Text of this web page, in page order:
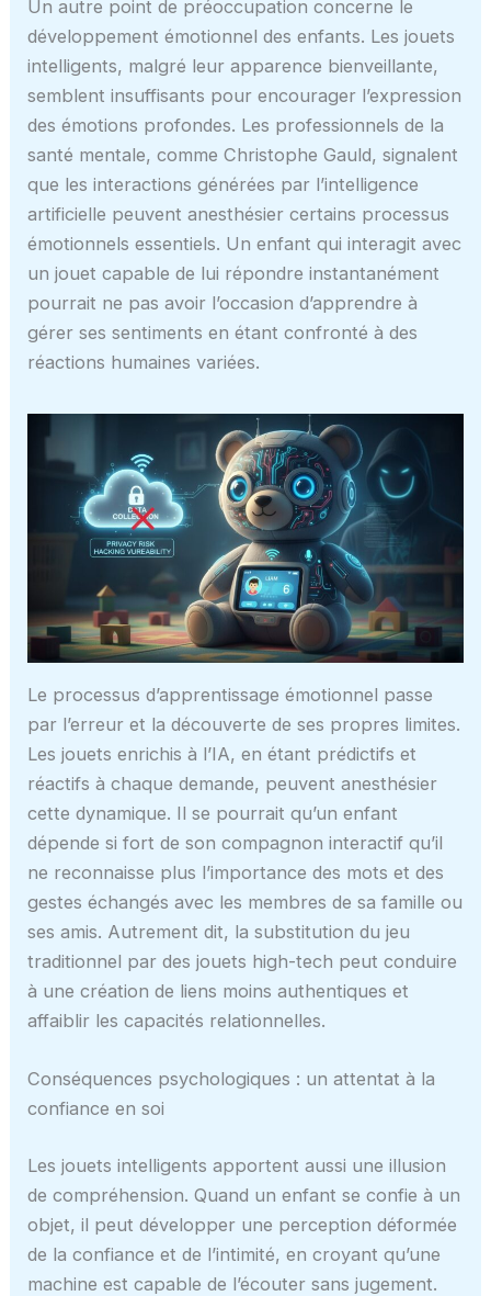
Un autre point de préoccupation concerne le
développement émotionnel des enfants. Les jouets
intelligents, malgré leur apparence bienveillante,
semblent insuffisants pour encourager l’expression
des émotions profondes. Les professionnels de la
santé mentale, comme Christophe Gauld, signalent
que les interactions générées par l’intelligence
artificielle peuvent anesthésier certains processus
émotionnels essentiels. Un enfant qui interagit avec
un jouet capable de lui répondre instantanément
pourrait ne pas avoir l’occasion d’apprendre à
gérer ses sentiments en étant confronté à des
réactions humaines variées.
Le processus d’apprentissage émotionnel passe
par l’erreur et la découverte de ses propres limites.
Les jouets enrichis à l’IA, en étant prédictifs et
réactifs à chaque demande, peuvent anesthésier
cette dynamique. Il se pourrait qu’un enfant
dépende si fort de son compagnon interactif qu’il
ne reconnaisse plus l’importance des mots et des
gestes échangés avec les membres de sa famille ou
ses amis. Autrement dit, la substitution du jeu
traditionnel par des jouets high-tech peut conduire
à une création de liens moins authentiques et
affaiblir les capacités relationnelles.
Conséquences psychologiques : un attentat à la
confiance en soi
Les jouets intelligents apportent aussi une illusion
de compréhension. Quand un enfant se confie à un
objet, il peut développer une perception déformée
de la confiance et de l’intimité, en croyant qu’une
machine est capable de l’écouter sans jugement.